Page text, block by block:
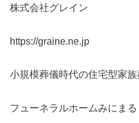
株式会社グレイン
https://graine.ne.jp
小規模葬儀時代の住宅型家族
フューネラルホームみにまる